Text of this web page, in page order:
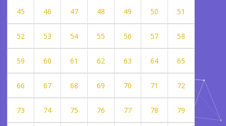
45 46 47 48 49 50 51
52 53 54 55 56 57 58
59 60 61 62 63 64 65
66 67 68 69 70 71 72
73 74 75 76 77 78 79